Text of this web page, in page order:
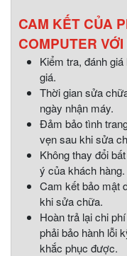
CAM KẾT CỦA
COMPUTER
Kiểm tra, đánh
giá.
Thời gian sửa
ngày nhận máy.
Đảm bảo tình
vẹn sau khi sửa
Không thay đổi
ý của khách hàng.
Cam kết bảo mật
khi sửa chữa.
Hoàn trả lại chi
phải bảo hành lỗi
khắc phục được.